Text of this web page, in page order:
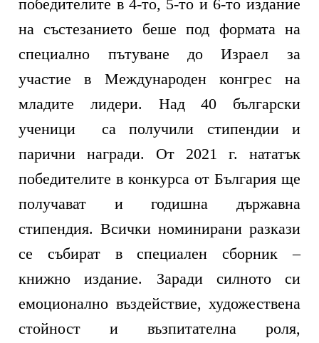
победителите в 4-то, 5-то и 6-то издание
на състезанието беше под формата на
специално пътуване до Израел за
участие в Международен конгрес на
младите лидери. Над 40 български
ученици са получили стипендии и
парични награди. От 2021 г. нататък
победителите в конкурса от България ще
получават и годишна държавна
стипендия. Всички номинирани разкази
се събират в специален сборник –
книжно издание. Заради силното си
емоционално въздействие, художествена
стойност и възпитателна роля,